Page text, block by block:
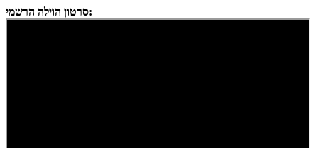
סרטון הוילה הרשמי: